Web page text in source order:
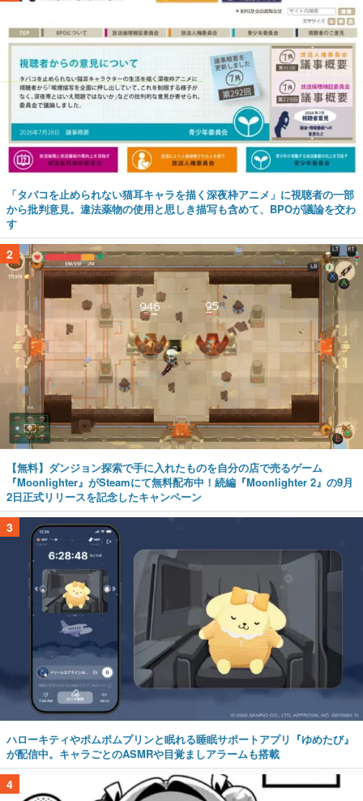
「タバコを止められない猫耳キャラを描く深夜枠アニメ」に視聴者の一部
から批判意見。違法薬物の使用と思しき描写も含めて、BPOが議論を交わ
す
2
【無料】ダンジョン探索で手に入れたものを自分の店で売るゲーム
『Moonlighter』がSteamにて無料配布中！続編『Moonlighter 2』の9月
2日正式リリースを記念したキャンペーン
3
ハローキティやポムポムプリンと眠れる睡眠サポートアプリ『ゆめたび』
が配信中。キャラごとのASMRや目覚ましアラームも搭載
4